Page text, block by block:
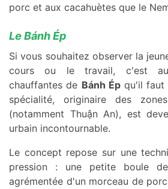
porc et aux cacahuètes que le
Le Bánh Ép
Si vous souhaitez observer la
cours ou le travail, c'est
chauffantes de Bánh Épqu'il faut
spécialité, originaire des
(notamment Thuận An), est
urbain incontournable.
Le concept repose sur une
pression : une petite boule
agrémentée d'un morceau de